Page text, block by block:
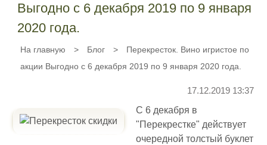
Выгодно с 6 декабря 2019 по 9 января
2020 года.
На главную > Блог >
Перекресток. Вино игристое по
акции Выгодно с 6 декабря 2019 по 9 января 2020 года.
17.12.2019 13:37
С 6 декабря в
"Перекрестке" действует
очередной толстый буклет